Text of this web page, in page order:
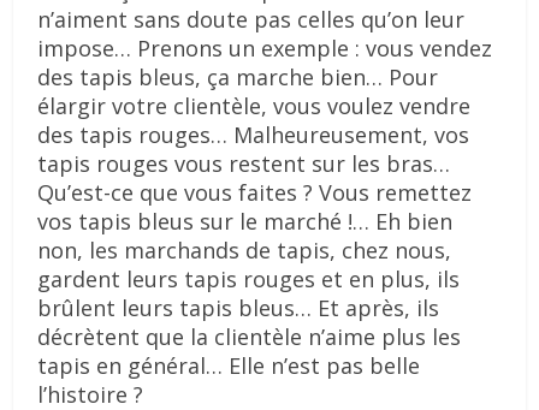
n’aiment sans doute pas celles qu’on leur
impose… Prenons un exemple : vous vendez
des tapis bleus, ça marche bien… Pour
élargir votre clientèle, vous voulez vendre
des tapis rouges… Malheureusement, vos
tapis rouges vous restent sur les bras…
Qu’est-ce que vous faites ? Vous remettez
vos tapis bleus sur le marché !… Eh bien
non, les marchands de tapis, chez nous,
gardent leurs tapis rouges et en plus, ils
brûlent leurs tapis bleus… Et après, ils
décrètent que la clientèle n’aime plus les
tapis en général… Elle n’est pas belle
l’histoire ?